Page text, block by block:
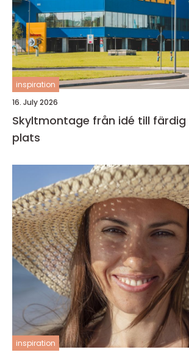
inspiration
16. July 2026
Skyltmontage från idé till färdig skylt på
plats
inspiration